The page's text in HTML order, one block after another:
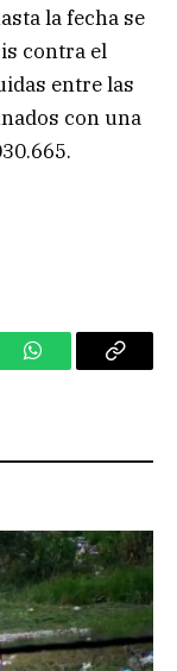
la fecha se
contra el
entre las
con una
WhatsAppCopy